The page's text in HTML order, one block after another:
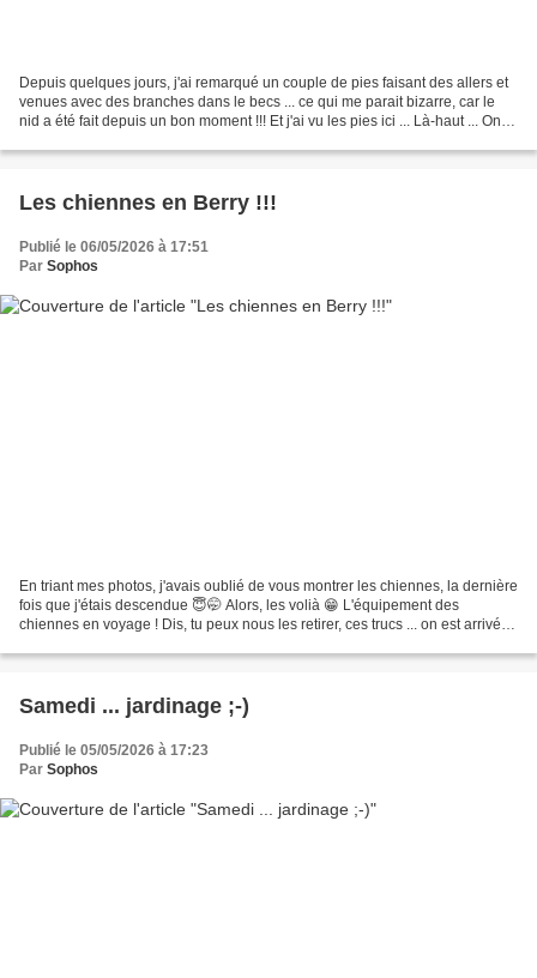
Depuis quelques jours, j'ai remarqué un couple de pies faisant des allers et
venues avec des branches dans le becs ... ce qui me parait bizarre, car le
nid a été fait depuis un bon moment !!! Et j'ai vu les pies ici ... Là-haut ... On
Les chiennes en Berry !!!
Publié le 06/05/2026 à 17:51
Par Sophos
En triant mes photos, j'avais oublié de vous montrer les chiennes, la dernière
fois que j'étais descendue 😇🤭 Alors, les volià 😁 L'équipement des
chiennes en voyage ! Dis, tu peux nous les retirer, ces trucs ... on est arrivé
Samedi ... jardinage ;-)
Publié le 05/05/2026 à 17:23
Par Sophos